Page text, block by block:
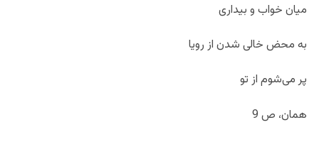
میان خواب و بیداری
به محض خالی شدن از رویا
پر می‌شوم از تو
همان، ص 9